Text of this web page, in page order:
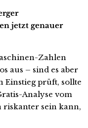
jetzt genauer
Zahlen
aus – sind es aber
Einstieg prüft, sollte
Analyse vom
riskanter sein kann,